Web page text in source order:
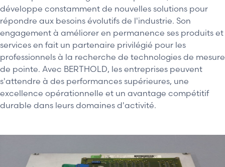
développe constamment de nouvelles solutions pour
répondre aux besoins évolutifs de l'industrie. Son
engagement à améliorer en permanence ses produits et
services en fait un partenaire privilégié pour les
professionnels à la recherche de technologies de mesure
de pointe. Avec BERTHOLD, les entreprises peuvent
s'attendre à des performances supérieures, une
excellence opérationnelle et un avantage compétitif
durable dans leurs domaines d'activité.